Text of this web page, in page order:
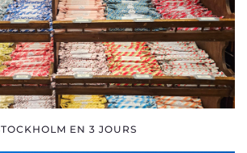
EN 3 JOURS